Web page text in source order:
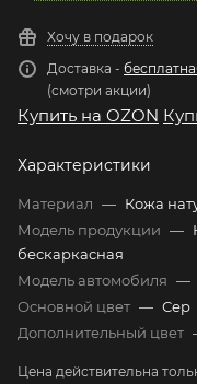
Хочу в подарок
Доставка -
(смотри акции)
Купить на OZON
Характеристики
Материал — Кожа
Модель продукции —
бескаркасная
Модель автомобиля —
Основной цвет — Сер
Дополнительный цвет
Цена действительна